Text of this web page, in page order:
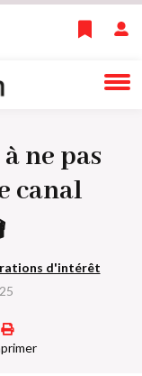
ne pas
canal
d'intérêt